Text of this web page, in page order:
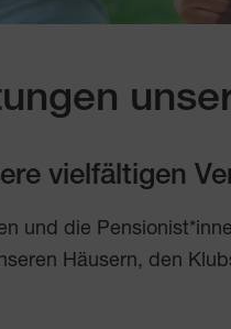
vielfältigen
und die
Häusern, den